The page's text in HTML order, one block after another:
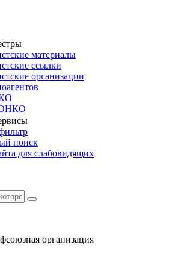
материалы
ссылки
организации
поиск
для слабовидящих
организация